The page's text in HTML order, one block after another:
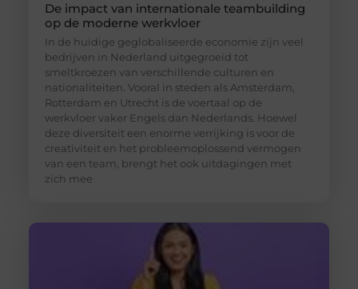
De impact van internationale teambuilding
op de moderne werkvloer
In de huidige geglobaliseerde economie zijn veel
bedrijven in Nederland uitgegroeid tot
smeltkroezen van verschillende culturen en
nationaliteiten. Vooral in steden als Amsterdam,
Rotterdam en Utrecht is de voertaal op de
werkvloer vaker Engels dan Nederlands. Hoewel
deze diversiteit een enorme verrijking is voor de
creativiteit en het probleemoplossend vermogen
van een team, brengt het ook uitdagingen met
zich mee